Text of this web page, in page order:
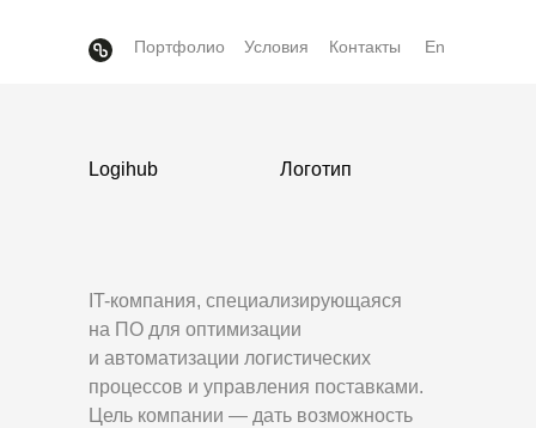
Портфолио Условия Контакты En
Logihub Логотип
IT-компания, специализирующаяся
на ПО для оптимизации
и автоматизации логистических
процессов и управления поставками.
Цель компании — дать возможность